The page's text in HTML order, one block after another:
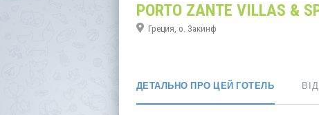
PORTO ZANTE VILLAS &
Греция, о. Закинф
ДЕТАЛЬНО ПРО ЦЕЙ ГОТЕЛЬ